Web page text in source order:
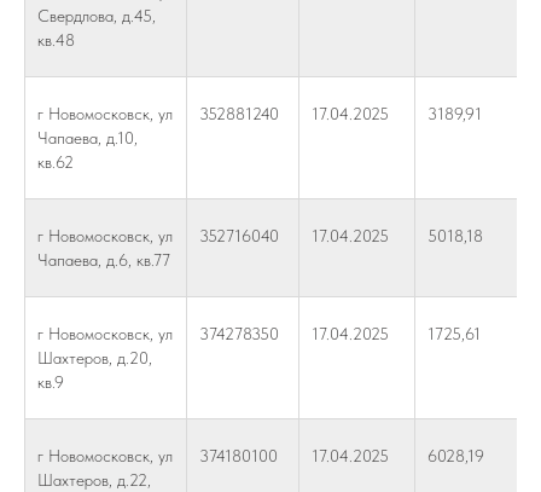
Свердлова, д.45,
кв.48
г Новомосковск, ул
Чапаева, д.10,
кв.62
352881240 17.04.2025 3189,91
г Новомосковск, ул
Чапаева, д.6, кв.77
352716040 17.04.2025 5018,18
г Новомосковск, ул
Шахтеров, д.20,
кв.9
374278350 17.04.2025 1725,61
г Новомосковск, ул
Шахтеров, д.22,
374180100 17.04.2025 6028,19